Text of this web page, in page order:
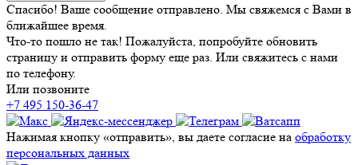
Спасибо! Ваше сообщение отправлено. Мы свяжемся с Вами в
ближайшее время.
Что-то пошло не так! Пожалуйста, попробуйте обновить
страницу и отправить форму еще раз. Или свяжитесь с нами
по телефону.
Или позвоните
+7 495 150-36-47
Нажимая кнопку «отправить», вы даете согласие на обработку
персональных данных